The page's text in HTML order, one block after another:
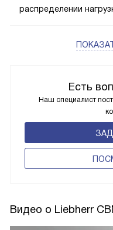
Есть
Наш специалист
распределении
Видео о Liebherr